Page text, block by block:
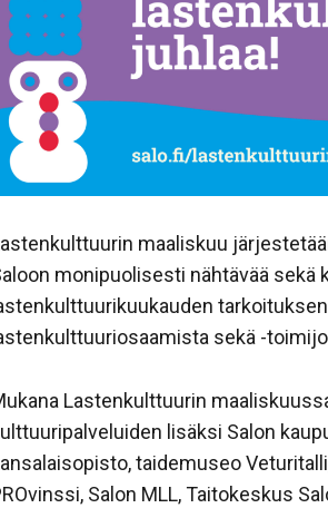
maaliskuu
monipuolisesti nähtävää
sekä -
Lastenkulttuurin
lisäksi Salon
taidemuseo
Salon MLL, Taitokeskus